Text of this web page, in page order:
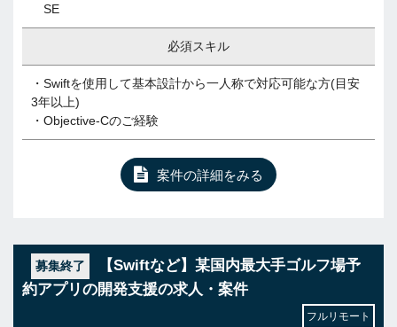
SE
必須スキル
・Swiftを使用して基本設計から一人称で対応可能な方(目安
3年以上)
・Objective-Cのご経験
案件の詳細をみる
募集終了
【Swiftなど】某国内最大手ゴルフ場予
約アプリの開発支援の求人・案件
フルリモート